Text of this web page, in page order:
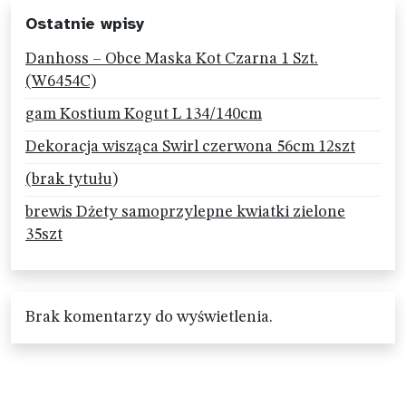
Ostatnie wpisy
Danhoss – Obce Maska Kot Czarna 1 Szt.
(W6454C)
gam Kostium Kogut L 134/140cm
Dekoracja wisząca Swirl czerwona 56cm 12szt
(brak tytułu)
brewis Dżety samoprzylepne kwiatki zielone
35szt
Brak komentarzy do wyświetlenia.